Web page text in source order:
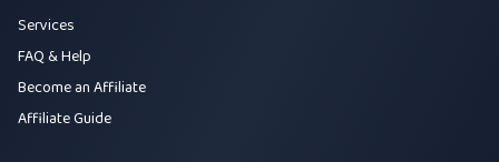
Services
FAQ & Help
Become an Affiliate
Affiliate Guide